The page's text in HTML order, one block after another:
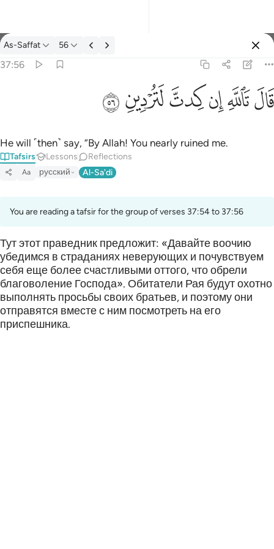
Tafsir: As-Saffat 37:56
As-Saffat 56
37:56
قَالَ تَٱللَّهِ إِن كِدتَّ لَتُرْدِينِ ٥٦
ﱙﱚﱛﱜﱝﱞ
He will ˹then˺ say, “By Allah! You nearly ruined me.
Tafsirs Lessons Reflections
Aa русский Al-Sa'di
You are reading a tafsir for the group of verses 37:54 to 37:56
Тут этот праведник предложит: «Давайте воочию
убедимся в страданиях неверующих и почувствуем
себя еще более счастливыми оттого, что обрели
благоволение Господа». Обитатели Рая будут охотно
выполнять просьбы своих братьев, и поэтому они
отправятся вместе с ним посмотреть на его
приспешника.